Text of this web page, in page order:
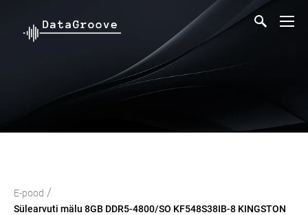
E-pood /
Sülearvuti mälu 8GB DDR5-4800/SO KF548S38IB-8 KINGSTON